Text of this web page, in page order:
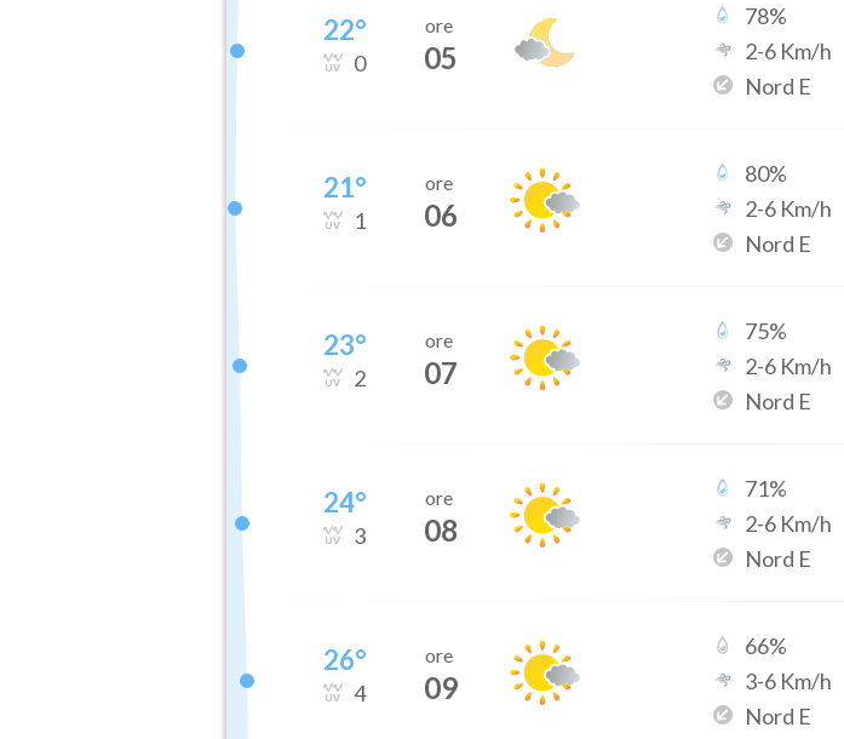
22°
0
ore
05
78%
2-6 Km/h
Nord E
21°
1
ore
06
80%
2-6 Km/h
Nord E
23°
2
ore
07
75%
2-6 Km/h
Nord E
24°
3
ore
08
71%
2-6 Km/h
Nord E
26°
4
ore
09
66%
3-6 Km/h
Nord E